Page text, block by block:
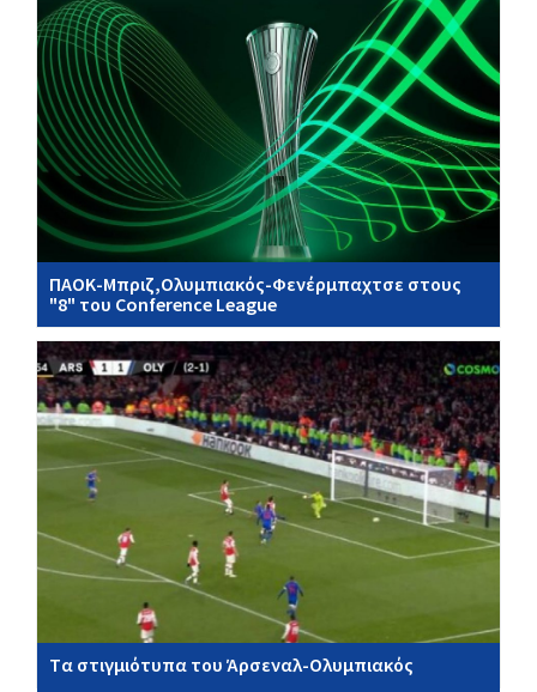
ΠΑΟΚ-Μπριζ,Ολυμπιακός-Φενέρμπαχτσε στους
"8" του Conference League
Tα στιγμιότυπα του Άρσεναλ-Ολυμπιακός